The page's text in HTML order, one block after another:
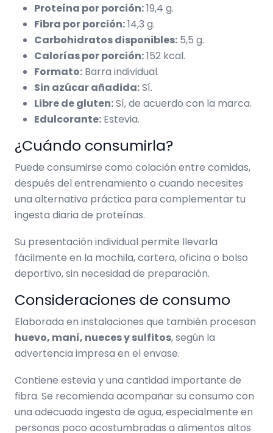
Proteína por porción:19,4 g.
Fibra por porción:14,3 g.
Carbohidratos disponibles: 5,5 g.
Calorías por porción:152 kcal.
Formato: Barra individual.
Sin azúcar añadida:Sí.
Libre de gluten:Sí, de acuerdo con la marca.
Edulcorante: Estevia.
¿Cuándo consumirla?
Puede consumirse como colación entre comidas,
después del entrenamiento o cuando necesites
una alternativa práctica para complementar tu
ingesta diaria de proteínas.
Su presentación individual permite llevarla
fácilmente en la mochila, cartera, oficina o bolso
deportivo, sin necesidad de preparación.
Consideraciones de consumo
Elaborada en instalaciones que también procesan
huevo, maní, nueces y sulfitos, según la
advertencia impresa en el envase.
Contiene estevia y una cantidad importante de
fibra. Se recomienda acompañar su consumo con
una adecuada ingesta de agua, especialmente en
personas poco acostumbradas a alimentos altos